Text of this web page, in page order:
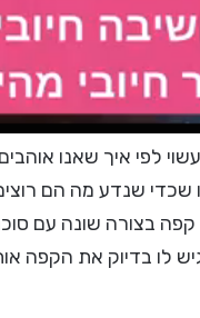
לפי איך שאנו
שכדי שנדע מה הם
בצורה שונה עם
לו בדיוק את הקפה